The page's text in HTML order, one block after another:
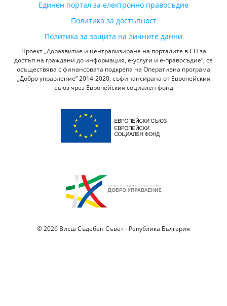
Единен портал за електронно правосъдие
Политика за достъпност
Политика за защита на личните данни
Проект „Доразвитие и централизиране на порталите в СП за
достъп на граждани до информация, е-услуги и е-правосъдие“, се
осъществява с финансовата подкрепа на Оперативна програма
„Добро управление“ 2014-2020, съфинансирана от Европейския
съюз чрез Европейския социален фонд
© 2026 Висш Съдебен Съвет - Република България